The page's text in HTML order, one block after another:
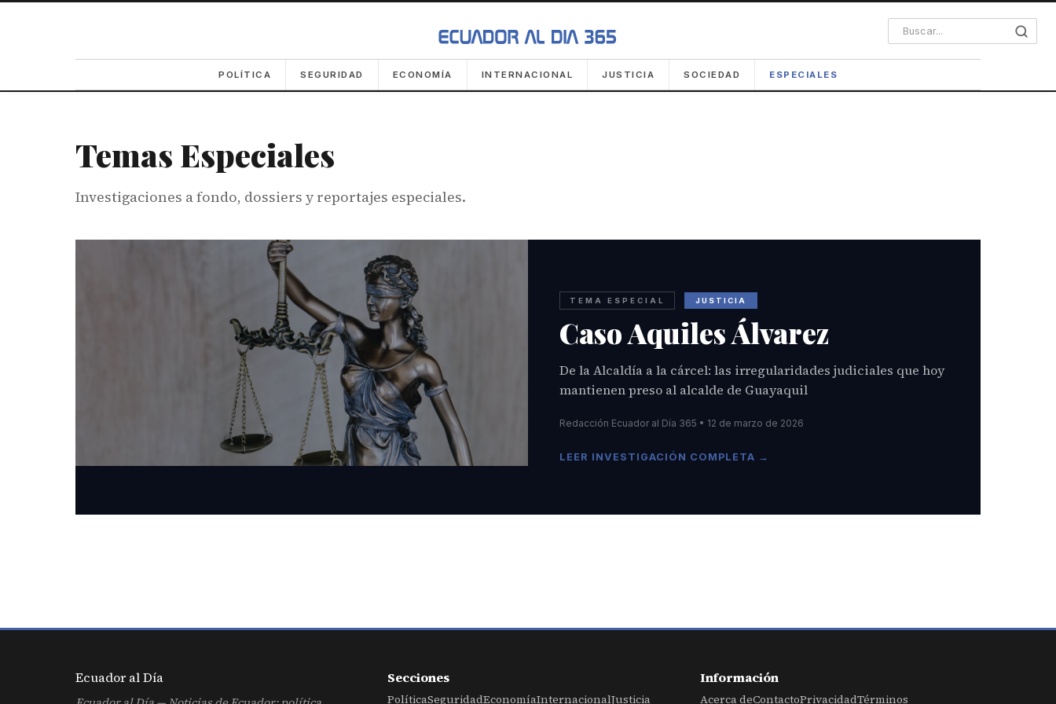
POLÍTICA SEGURIDAD ECONOMÍA INTERNACIONAL JUSTICIA SOCIEDAD ESPECIALES
Temas Especiales
Investigaciones a fondo, dossiers y reportajes especiales.
TEMA ESPECIAL JUSTICIA
Caso Aquiles Álvarez
De la Alcaldía a la cárcel: las irregularidades judiciales que hoy
mantienen preso al alcalde de Guayaquil
Redacción Ecuador al Día 365 • 12 de marzo de 2026
LEER INVESTIGACIÓN COMPLETA →
Ecuador alDía Secciones
PolíticaSeguridadEconomíaInternacionalJusticia
Información
Acerca deContactoPrivacidadTérminos